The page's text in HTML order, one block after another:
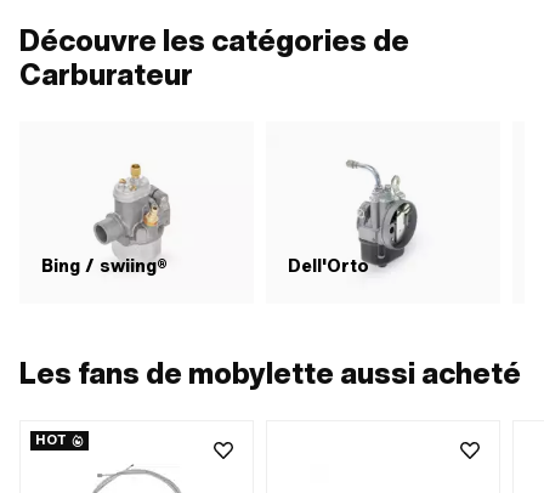
Découvre les catégories de
Carburateur
Bing / swiing® Dell'Orto
Les fans de mobylette aussi acheté
HOT